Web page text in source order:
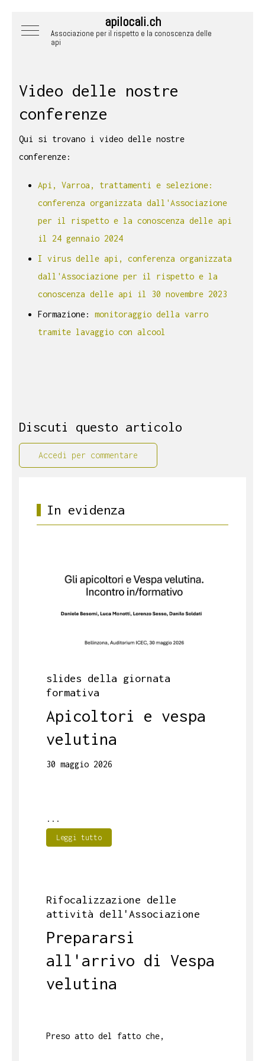
Mobile Menu Toggleapilocali.ch
Associazione per il rispetto e la conoscenza delle
api
Video delle nostre
conferenze
Qui si trovano i video delle nostre
conferenze:
Api, Varroa, trattamenti e selezione:
conferenza organizzata dall'Associazione
per il rispetto e la conoscenza delle api
il 24 gennaio 2024
I virus delle api, conferenza organizzata
dall'Associazione per il rispetto e la
conoscenza delle api il 30 novembre 2023
Formazione: monitoraggio della varro
tramite lavaggio con alcool
Discuti questo articolo
Accedi per commentare
In evidenza
slides della giornata
formativa
Apicoltori e vespa
velutina
30 maggio 2026
...
Leggi tutto
Rifocalizzazione delle
attività dell'Associazione
Prepararsi
all'arrivo di Vespa
velutina
Preso atto del fatto che,